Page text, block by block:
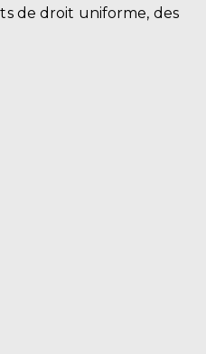
de droit uniforme, des